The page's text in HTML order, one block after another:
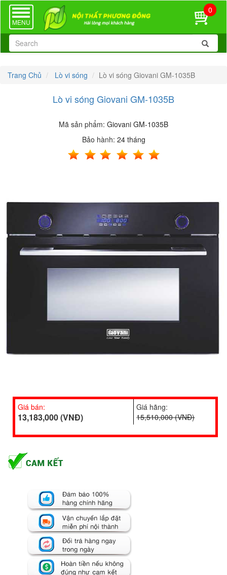
TOGGLE
NAVIGATION
MENU
0
Trang Chủ Lò vi sóng Lò vi sóng Giovani GM-1035B
Lò vi sóng Giovani GM-1035B
Mã sản phẩm: Giovani GM-1035B
Bảo hành: 24 tháng
Giá bán:
13,183,000 (VNĐ)
Giá hãng:
15,510,000 (VNĐ)